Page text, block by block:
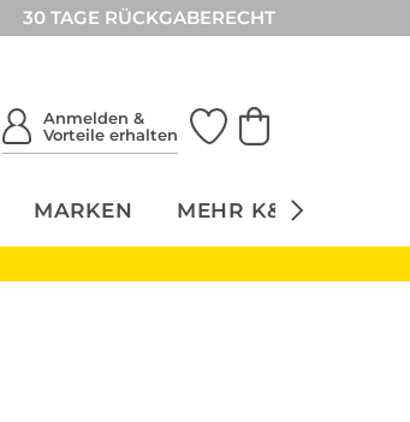
30 TAGE RÜCKGABERECHT
Anmelden &
Vorteile erhalten
MARKEN MEHR K&Ö